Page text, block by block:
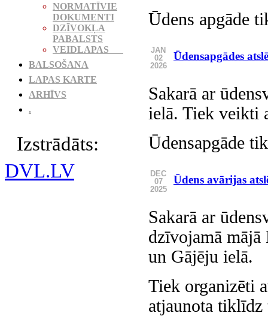
Ūdens apgāde
JAN
02
2026
Ūdensapgādes
Sakarā ar
ielā. Tiek veikti
Ūdensapgāde
DEC
07
2025
Ūdens avārijas
Sakarā ar
dzīvojamā
un Gājēju ielā.
Tiek organizēti
atjaunota tiklīdz
NORMATĪVIE
DOKUMENTI
DZĪVOKĻA
PABALSTS
VEIDLAPAS
BALSOŠANA
LAPAS KARTE
ARHĪVS
.
Izstrādāts:
DVL.LV